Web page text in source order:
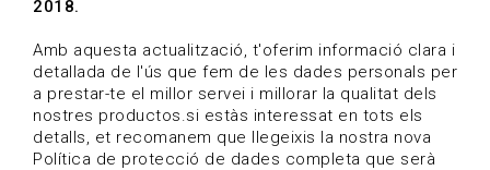
Estigues al dia
Convocatòries, activitats i notícies del sector de la
cultura.
2018.
Amb aquesta actualització, t'oferim informació clara i
detallada de l'ús que fem de les dades personals per
a prestar-te el millor servei i millorar la qualitat dels
nostres productos.si estàs interessat en tots els
detalls, et recomanem que llegeixis la nostra nova
Política de protecció de dades completa que serà